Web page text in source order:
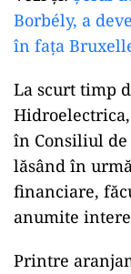
Borbély, a
în fața
La scurt timp
în Consiliul de
lăsând în
financiare,
anumite
Printre